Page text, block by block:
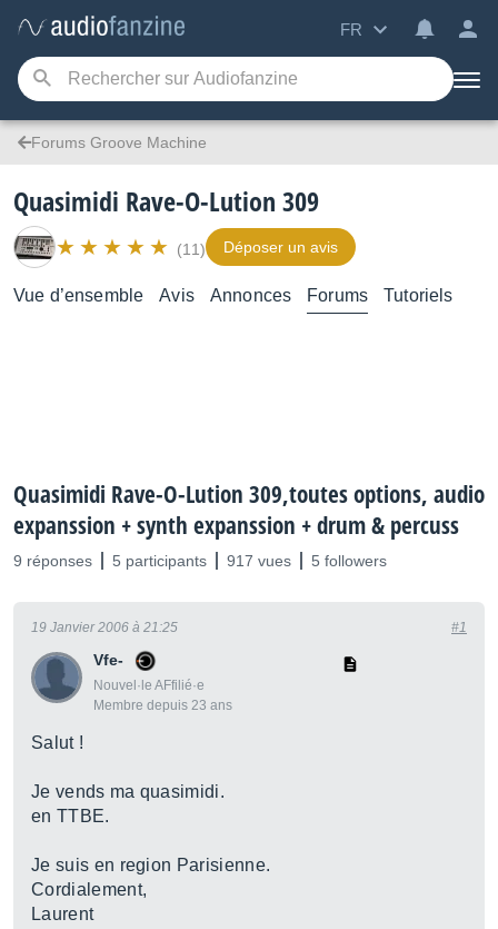
FR
Forums Groove Machine
Quasimidi Rave-O-Lution 309
(11) Déposer un avis
Vue d’ensemble Avis Annonces Forums Tutoriels
Quasimidi Rave-O-Lution 309,toutes options, audio
expanssion + synth expanssion + drum & percuss
9 réponses 5 participants 917 vues 5 followers
Vfe-
Nouvel·le AFfilié·e
Membre depuis 23 ans
19 Janvier 2006 à 21:25 #1
Salut !
Je vends ma quasimidi.
en TTBE.
Je suis en region Parisienne.
Cordialement,
Laurent